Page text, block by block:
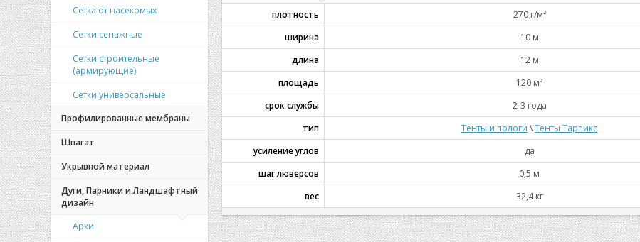
Сетка от насекомых
Сетки сенажные
Сетки строительные
(армирующие)
Сетки универсальные
Профилированные мембраны
Шпагат
Укрывной материал
Дуги, Парники и Ландшафтный
дизайн
Арки
плотность
270 г/м²
ширина
10 м
длина
12 м
площадь
120 м²
срок службы
2-3 года
тип
Тенты и пологи \Тенты Тарпикс
усиление углов
да
шаг люверсов
0,5 м
вес
32,4 кг